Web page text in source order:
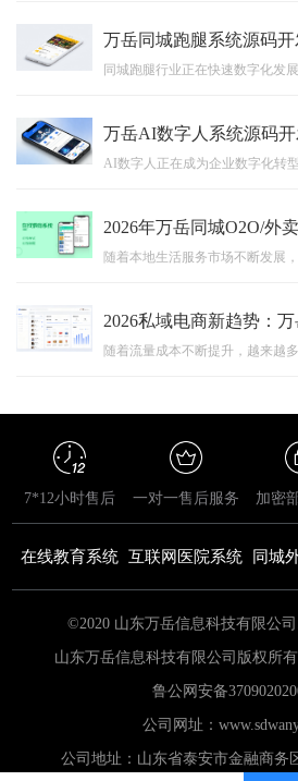
7*12小时售后 一对一售后服务 加密
在线教育系统 互联网医院系统 同城
©2020 山东万岳信息科技有限公司
山东万岳信息科技有限公司版权所
鲁公网安备
公司网址：
公司地址：山东省泰安市金融商务